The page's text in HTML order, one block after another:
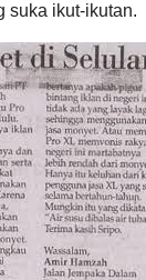
suka ikut-ikutan.